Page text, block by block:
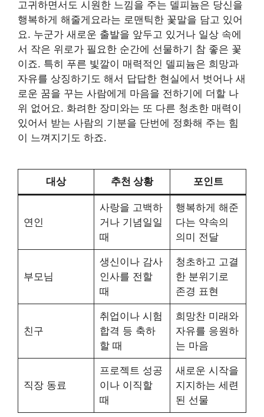
고귀하면서도 시원한 느낌을 주는 델피늄은 당신을
행복하게 해줄게요라는 로맨틱한 꽃말을 담고 있어
요. 누군가 새로운 출발을 앞두고 있거나 일상 속에
서 작은 위로가 필요한 순간에 선물하기 참 좋은 꽃
이죠. 특히 푸른 빛깔이 매력적인 델피늄은 희망과
자유를 상징하기도 해서 답답한 현실에서 벗어나 새
로운 꿈을 꾸는 사람에게 마음을 전하기에 더할 나
위 없어요. 화려한 장미와는 또 다른 청초한 매력이
있어서 받는 사람의 기분을 단번에 정화해 주는 힘
이 느껴지기도 하죠.
대상 추천 상황 포인트
연인
사랑을 고백하
거나 기념일일
때
행복하게 해준
다는 약속의
의미 전달
부모님
생신이나 감사
인사를 전할
때
청초하고 고결
한 분위기로
존경 표현
친구
취업이나 시험
합격 등 축하
할 때
희망찬 미래와
자유를 응원하
는 마음
직장 동료
프로젝트 성공
이나 이직할
때
새로운 시작을
지지하는 세련
된 선물